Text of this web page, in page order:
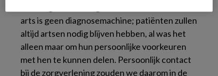
arts is geen diagnosemachine; patiënten zullen
altijd artsen nodig blijven hebben, al was het
alleen maar om hun persoonlijke voorkeuren
met hen te kunnen delen. Persoonlijk contact
bij de zorgverlening zouden we daarom in de